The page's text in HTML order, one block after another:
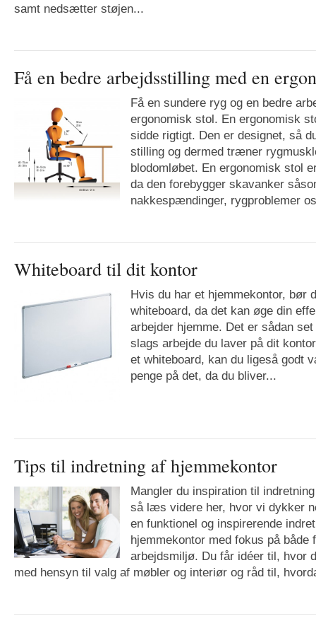
samt nedsætter støjen...
Få en bedre arbejdsstilling med en
Få en sundere ryg og en bedre
ergonomisk stol. En ergonomisk
sidde rigtigt. Den er designet, så
stilling og dermed træner
blodomløbet. En ergonomisk stol
da den forebygger skavanker
nakkespændinger, rygproblemer
Whiteboard til dit kontor
Hvis du har et hjemmekontor, bør
whiteboard, da det kan øge din
arbejder hjemme. Det er sådan
slags arbejde du laver på dit
et whiteboard, kan du ligeså godt
penge på det, da du bliver...
Tips til indretning af hjemmekontor
Mangler du inspiration til
så læs videre her, hvor vi dykker
en funktionel og inspirerende
hjemmekontor med fokus på
arbejdsmiljø. Du får idéer til, hvor
med hensyn til valg af møbler og interiør og råd til,